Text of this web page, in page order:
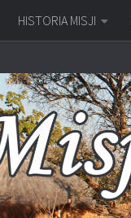
HISTORIA MISJI